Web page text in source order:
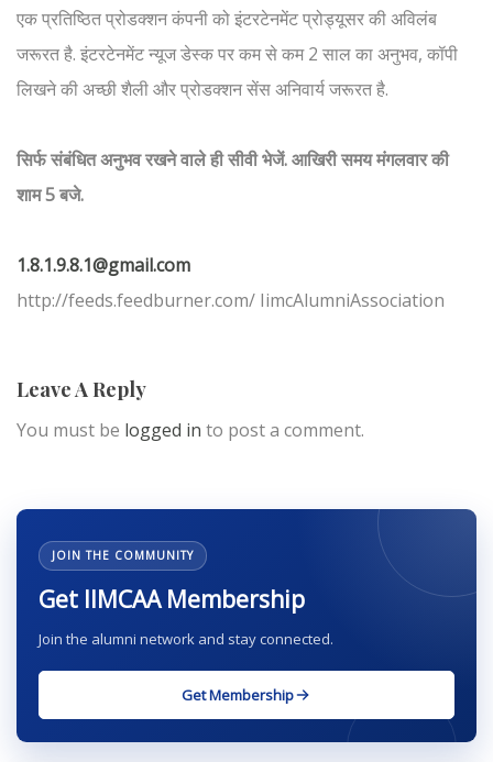
एक प्रतिष्ठित प्रोडक्शन कंपनी को इंटरटेनमेंट प्रोड्यूसर की अविलंब
जरूरत है. इंटरटेनमेंट न्यूज डेस्क पर कम से कम 2 साल का अनुभव, कॉपी
लिखने की अच्छी शैली और प्रोडक्शन सेंस अनिवार्य जरूरत है.
सिर्फ संबंधित अनुभव रखने वाले ही सीवी भेजें. आखिरी समय मंगलवार की
शाम 5 बजे.
1.8.1.9.8.1@gmail.com
http://feeds.feedburner.com/ IimcAlumniAssociation
Leave A Reply
You must be logged in to post a comment.
JOIN THE COMMUNITY
Get IIMCAA Membership
Join the alumni network and stay connected.
Get Membership